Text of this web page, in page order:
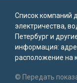
Список компаний
электричества,
Петербург и
информация:
расположение на
© Передать